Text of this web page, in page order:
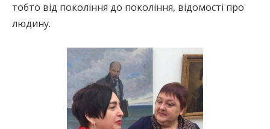
тобто від покоління до покоління, відомості про
людину.